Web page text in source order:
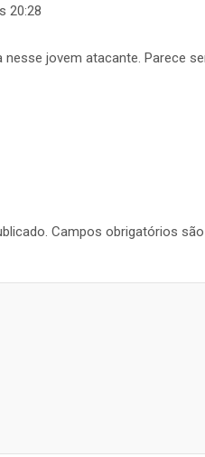
20:28
nesse jovem atacante. Parece
Campos obrigatórios